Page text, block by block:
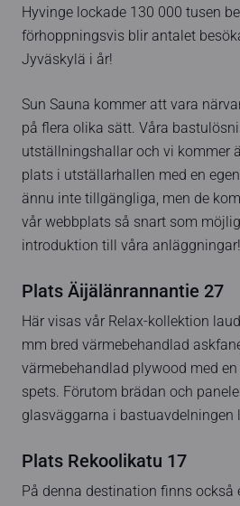
Hyvinge lockade 130 000 tusen
förhoppningsvis blir antalet
Jyväskylä i år!
Sun Sauna kommer att vara
på flera olika sätt. Våra
utställningshallar och vi kommer
plats i utställarhallen med en
ännu inte tillgängliga, men de
vår webbplats så snart som
introduktion till våra anläggningar!
Plats Äijälänrannantie 27
Här visas vår Relax-kollektion
mm bred värmebehandlad
värmebehandlad plywood med
spets. Förutom brädan och
glasväggarna i bastuavdelningen
Plats Rekoolikatu 17
På denna destination finns också